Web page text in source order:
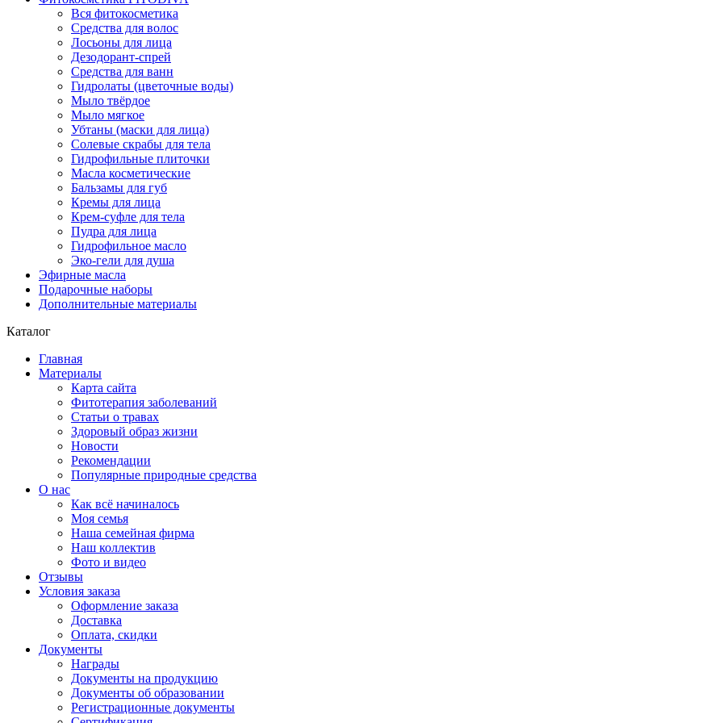
Вся фитокосметика
Средства для волос
Лосьоны для лица
Дезодорант-спрей
Средства для ванн
Гидролаты (цветочные воды)
Мыло твёрдое
Мыло мягкое
Убтаны (маски для лица)
Солевые скрабы для тела
Гидрофильные плиточки
Масла косметические
Бальзамы для губ
Кремы для лица
Крем-суфле для тела
Пудра для лица
Гидрофильное масло
Эко-гели для душа
Эфирные масла
Подарочные наборы
Дополнительные материалы
Каталог
Главная
Материалы
Карта сайта
Фитотерапия заболеваний
Статьи о травах
Здоровый образ жизни
Новости
Рекомендации
Популярные природные средства
О нас
Как всё начиналось
Моя семья
Наша семейная фирма
Наш коллектив
Фото и видео
Отзывы
Условия заказа
Оформление заказа
Доставка
Оплата, скидки
Документы
Награды
Документы на продукцию
Документы об образовании
Регистрационные документы